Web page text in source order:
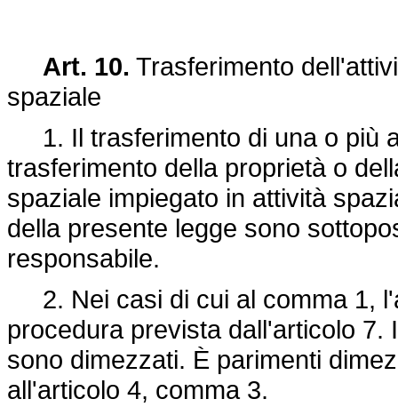
Art. 10. Trasferimento
spaziale
1. Il trasferimento di una o più
trasferimento della proprietà o
spaziale impiegato in attività
della presente legge sono
responsabile.
2. Nei casi di cui al comma 1,
procedura prevista dall'articolo 7.
sono dimezzati. È parimenti
all'articolo 4, comma 3.